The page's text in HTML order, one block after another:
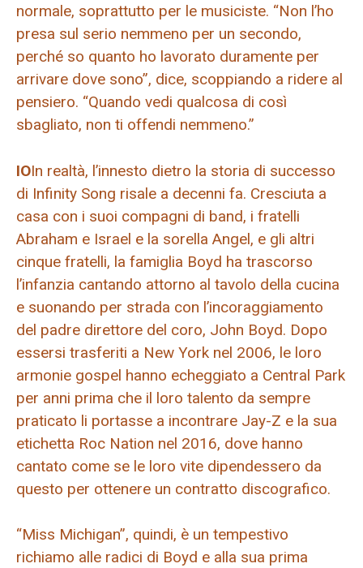
normale, soprattutto per le musiciste. “Non l’ho
presa sul serio nemmeno per un secondo,
perché so quanto ho lavorato duramente per
arrivare dove sono”, dice, scoppiando a ridere al
pensiero. “Quando vedi qualcosa di così
sbagliato, non ti offendi nemmeno.”
IOIn realtà, l’innesto dietro la storia di successo
di Infinity Song risale a decenni fa. Cresciuta a
casa con i suoi compagni di band, i fratelli
Abraham e Israel e la sorella Angel, e gli altri
cinque fratelli, la famiglia Boyd ha trascorso
l’infanzia cantando attorno al tavolo della cucina
e suonando per strada con l’incoraggiamento
del padre direttore del coro, John Boyd. Dopo
essersi trasferiti a New York nel 2006, le loro
armonie gospel hanno echeggiato a Central Park
per anni prima che il loro talento da sempre
praticato li portasse a incontrare Jay-Z e la sua
etichetta Roc Nation nel 2016, dove hanno
cantato come se le loro vite dipendessero da
questo per ottenere un contratto discografico.
“Miss Michigan”, quindi, è un tempestivo
richiamo alle radici di Boyd e alla sua prima